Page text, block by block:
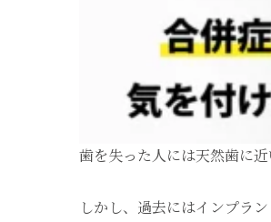
歯を失った人には天然歯に
しかし、過去にはインプラ